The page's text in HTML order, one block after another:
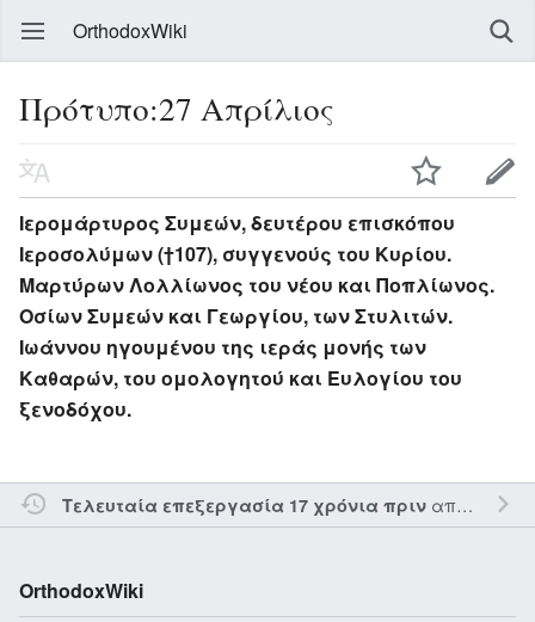
OrthodoxWiki
Πρότυπο:27 Απρίλιος
Ιερομάρτυρος Συμεών, δευτέρου επισκόπου
Ιεροσολύμων (†107), συγγενούς του Κυρίου.
Μαρτύρων Λολλίωνος του νέου και Ποπλίωνος.
Οσίων Συμεών και Γεωργίου, των Στυλιτών.
Ιωάννου ηγουμένου της ιεράς μονής των
Καθαρών, του ομολογητού και Ευλογίου του
ξενοδόχου.
Τελευταία επεξεργασία 17 χρόνια πριναπό τον την
OrthodoxWiki